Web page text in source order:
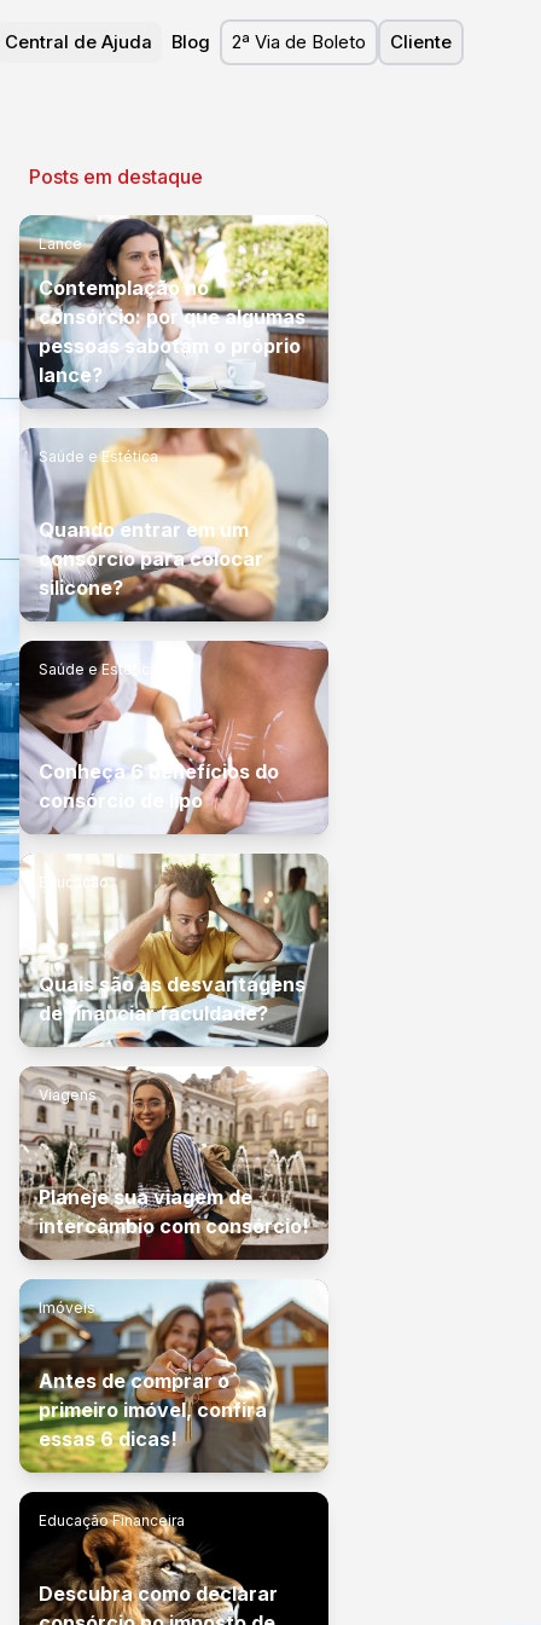
Central de Ajuda Blog 2ª Via de Boleto Cliente
Posts em destaque
Lance
Contemplação no
consórcio: por que algumas
pessoas sabotam o próprio
lance?
Saúde e Estética
Quando entrar em um
consórcio para colocar
silicone?
Saúde e Estética
Conheça 6 benefícios do
consórcio de lipo
Educação
Quais são as desvantagens
de financiar faculdade?
Viagens
Planeje sua viagem de
intercâmbio com consórcio!
Imóveis
Antes de comprar o
primeiro imóvel, confira
essas 6 dicas!
Educação Financeira
Descubra como declarar